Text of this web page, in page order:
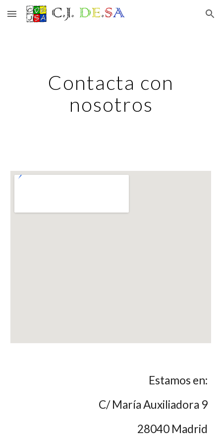
Skip to main content Skip to navigation
Contacta con
nosotros
Estamos en:
C/ María Auxiliadora 9
28040 Madrid